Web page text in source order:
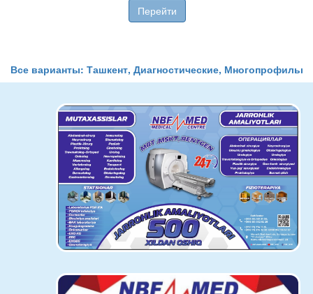
Перейти
Все варианты: Ташкент, Диагностические,